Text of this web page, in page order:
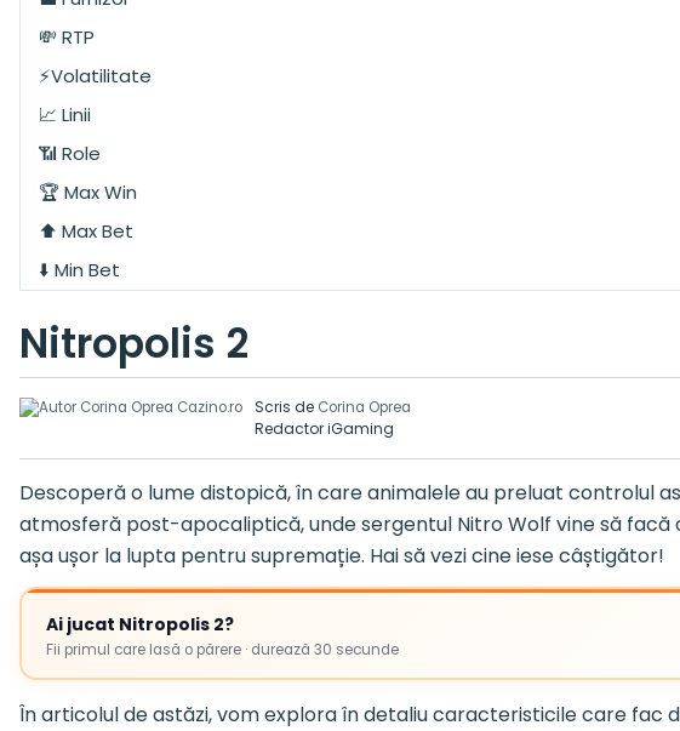
Nitropolis 2
Scris de Corina Oprea
Redactor iGaming
Descoperă o lume distopică, în care animalele au preluat controlul
atmosferă post-apocaliptică, unde sergentul Nitro Wolf vine să facă
așa ușor la lupta pentru supremație. Hai să vezi cine iese câștigător!
Ai jucat Nitropolis 2?
Fii primul care lasă o părere · durează 30 secunde
În articolul de astăzi, vom explora în detaliu caracteristicile care fac
💸 RTP
⚡Volatilitate
📈 Linii
📶 Role
🏆 Max Win
⬆️ Max Bet
⬇️ Min Bet